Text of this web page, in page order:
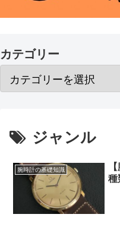
カテゴリー
ジャンル
腕時計の基礎知識
種